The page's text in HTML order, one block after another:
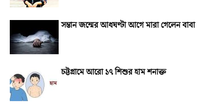
সন্তান জন্মের আধঘণ্টা আগে মারা গেলেন বাবা
চট্টগ্রামে আরো ১৭ শিশুর হাম শনাক্ত